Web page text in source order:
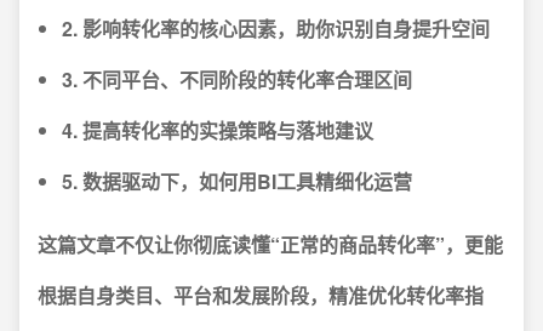
2. 影响转化率的核心因素，助你识别自身提升空间
3. 不同平台、不同阶段的转化率合理区间
4. 提高转化率的实操策略与落地建议
5. 数据驱动下，如何用BI工具精细化运营
这篇文章不仅让你彻底读懂“正常的商品转化率”，更能
根据自身类目、平台和发展阶段，精准优化转化率指